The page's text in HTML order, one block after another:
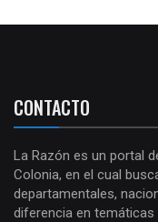
CONTACTO
La Razón es un portal
Colonia, en el cual
departamentales,
diferencia en